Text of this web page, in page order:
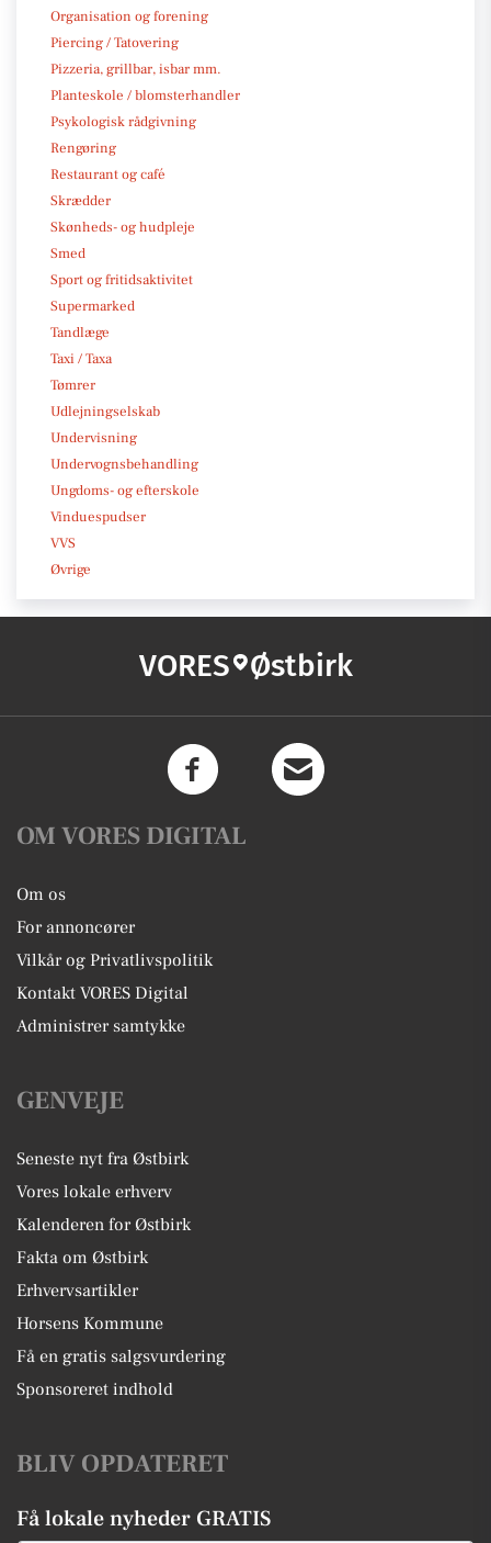
Organisation og forening
Piercing / Tatovering
Pizzeria, grillbar, isbar mm.
Planteskole / blomsterhandler
Psykologisk rådgivning
Rengøring
Restaurant og café
Skrædder
Skønheds- og hudpleje
Smed
Sport og fritidsaktivitet
Supermarked
Tandlæge
Taxi / Taxa
Tømrer
Udlejningselskab
Undervisning
Undervognsbehandling
Ungdoms- og efterskole
Vinduespudser
VVS
Øvrige
VORES Østbirk
OM VORES DIGITAL
Om os
For annoncører
Vilkår og Privatlivspolitik
Kontakt VORES Digital
Administrer samtykke
GENVEJE
Seneste nyt fra Østbirk
Vores lokale erhverv
Kalenderen for Østbirk
Fakta om Østbirk
Erhvervsartikler
Horsens Kommune
Få en gratis salgsvurdering
Sponsoreret indhold
BLIV OPDATERET
Få lokale nyheder GRATIS